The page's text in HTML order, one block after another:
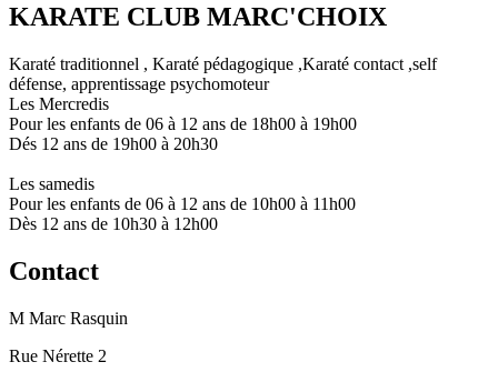
KARATE CLUB MARC'CHOIX
Karaté traditionnel , Karaté pédagogique ,Karaté contact ,self
défense, apprentissage psychomoteur
Les Mercredis
Pour les enfants de 06 à 12 ans de 18h00 à 19h00
Dés 12 ans de 19h00 à 20h30
Les samedis
Pour les enfants de 06 à 12 ans de 10h00 à 11h00
Dès 12 ans de 10h30 à 12h00
Contact
M Marc Rasquin
Rue Nérette 2